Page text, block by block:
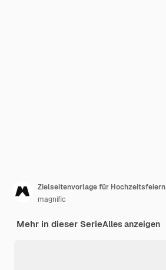
Zielseitenvorlage für Hochzeitsfeiern
magnific
Mehr in dieser SerieAlles anzeigen